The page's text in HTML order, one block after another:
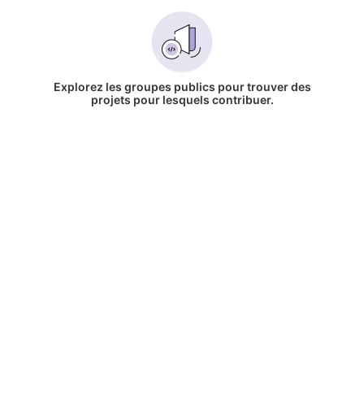
Explorez les groupes publics pour trouver des
projets pour lesquels contribuer.